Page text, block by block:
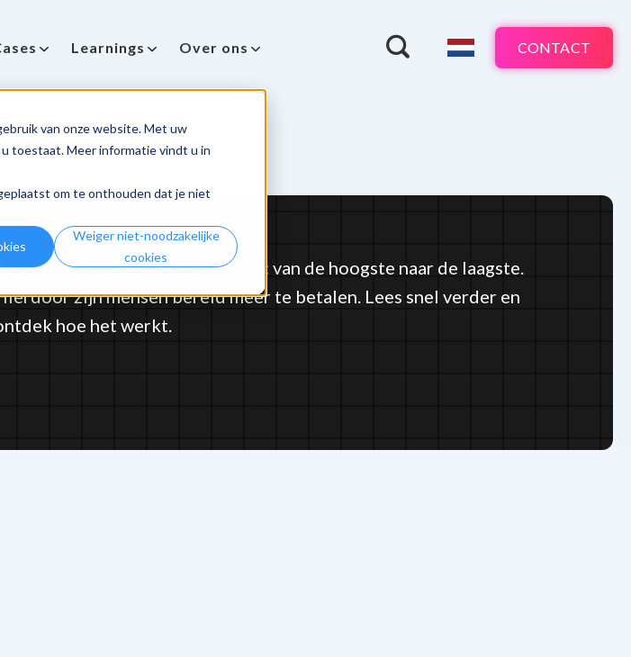
van onze website. Met uw
toestaat. Meer informatie vindt u in
om te onthouden dat je niet
Weiger niet-noodzakelijke
cookies
Learnings Over ons CONTACT
ervoor dat je prijzen aflopen: van de hoogste naar de laagste.
zijn mensen bereid meer te betalen. Lees snel verder en
hoe het werkt.